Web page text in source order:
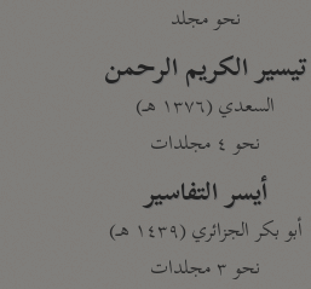
نحو مجلد
تيسير الكريم الرحمن
السعدي (١٣٧٦ هـ)
نحو ٤ مجلدات
أيسر التفاسير
أبو بكر الجزائري (١٤٣٩ هـ)
نحو ٣ مجلدات